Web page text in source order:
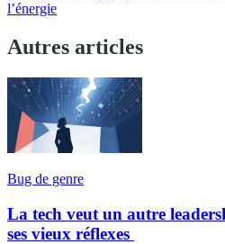
l’énergie
Autres articles
Bug de genre
La tech veut un autre
ses vieux réflexes